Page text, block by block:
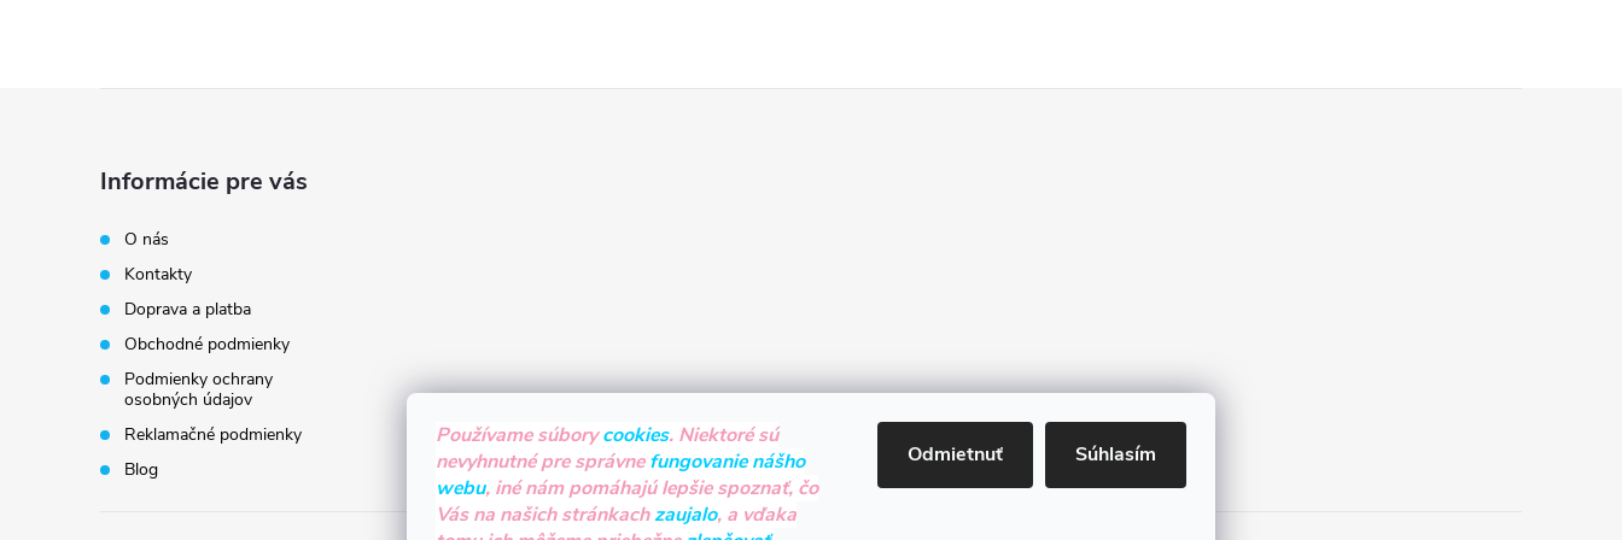
Používame súborycookies. Niektoré sú
nevyhnutné pre správnefungovanie nášho
webu, iné nám pomáhajú lepšie spoznať, čo
Vás na našich stránkachzaujalo, a vďaka
Odmietnuť Súhlasím
Informácie pre vás
O nás
Kontakty
Doprava a platba
Obchodné podmienky
Podmienky ochrany
osobných údajov
Reklamačné podmienky
Blog